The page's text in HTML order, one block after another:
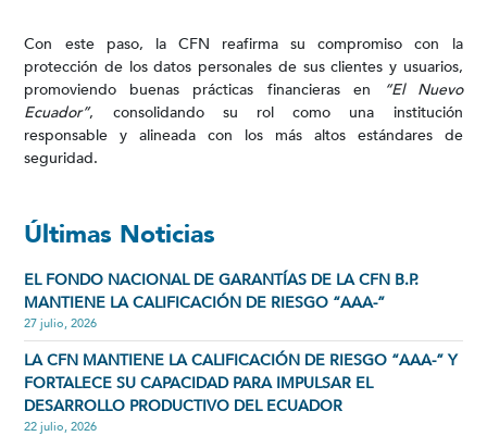
Con este paso, la CFN reafirma su compromiso con la
protección de los datos personales de sus clientes y usuarios,
promoviendo buenas prácticas financieras en
“El Nuevo
Ecuador”, consolidando su rol como una institución
responsable y alineada con los más altos estándares de
seguridad.
Últimas Noticias
EL FONDO NACIONAL DE GARANTÍAS DE LA CFN B.P.
MANTIENE LA CALIFICACIÓN DE RIESGO “AAA-”
27 julio, 2026
LA CFN MANTIENE LA CALIFICACIÓN DE RIESGO “AAA-” Y
FORTALECE SU CAPACIDAD PARA IMPULSAR EL
DESARROLLO PRODUCTIVO DEL ECUADOR
22 julio, 2026